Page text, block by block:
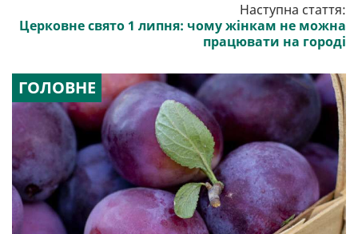
Наступна стаття:
Церковне свято 1 липня: чому жінкам не можна
працювати на городі
ГОЛОВНЕ